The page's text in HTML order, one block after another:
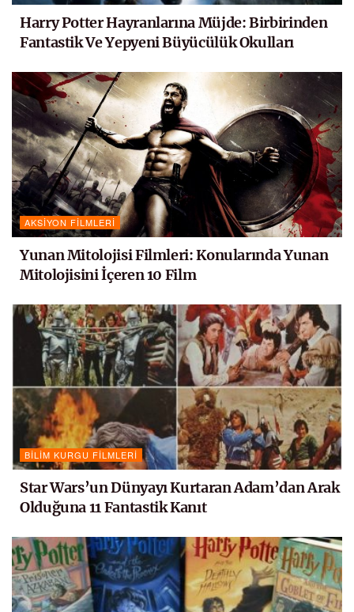
Harry Potter Hayranlarına Müjde: Birbirinden
Fantastik Ve Yepyeni Büyücülük Okulları
AKSIYON FILMLERI
Yunan Mitolojisi Filmleri: Konularında Yunan
Mitolojisini İçeren 10 Film
BILIM KURGU FILMLERI
Star Wars’un Dünyayı Kurtaran Adam’dan Arak
Olduğuna 11 Fantastik Kanıt